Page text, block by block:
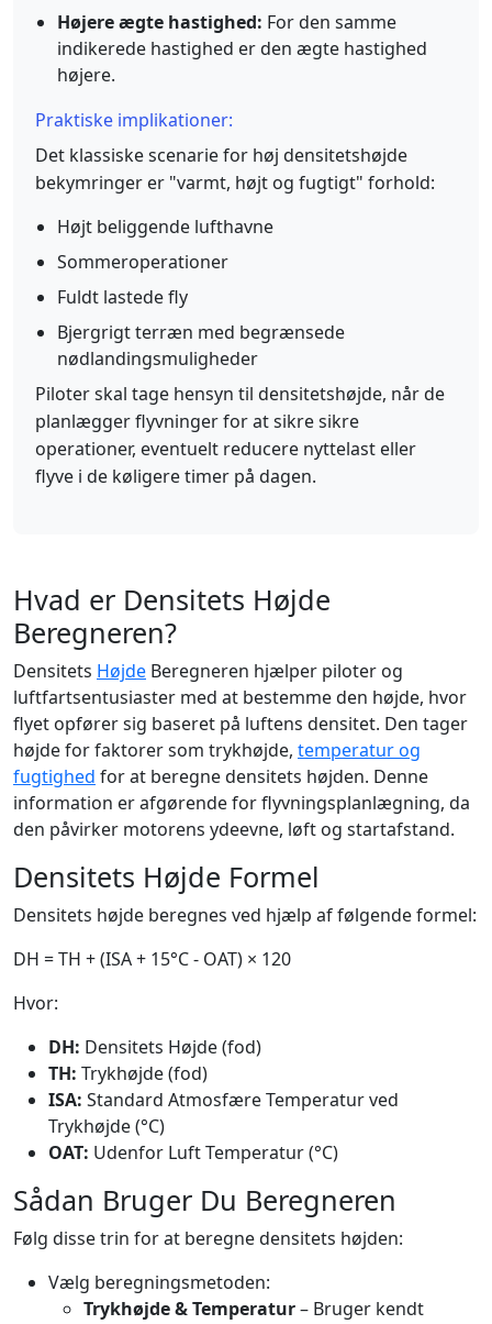
Højere ægte hastighed: For den samme
indikerede hastighed er den ægte hastighed
højere.
Praktiske implikationer:
Det klassiske scenarie for høj densitetshøjde
bekymringer er "varmt, højt og fugtigt" forhold:
Højt beliggende lufthavne
Sommeroperationer
Fuldt lastede fly
Bjergrigt terræn med begrænsede
nødlandingsmuligheder
Piloter skal tage hensyn til densitetshøjde, når de
planlægger flyvninger for at sikre sikre
operationer, eventuelt reducere nyttelast eller
flyve i de køligere timer på dagen.
Hvad er Densitets Højde
Beregneren?
Densitets Højde Beregneren hjælper piloter og
luftfartsentusiaster med at bestemme den højde, hvor
flyet opfører sig baseret på luftens densitet. Den tager
højde for faktorer som trykhøjde, temperatur og
fugtighed for at beregne densitets højden. Denne
information er afgørende for flyvningsplanlægning, da
den påvirker motorens ydeevne, løft og startafstand.
Densitets Højde Formel
Densitets højde beregnes ved hjælp af følgende formel:
DH = TH + (ISA + 15°C - OAT) × 120
Hvor:
DH: Densitets Højde (fod)
TH: Trykhøjde (fod)
ISA: Standard Atmosfære Temperatur ved
Trykhøjde (°C)
OAT: Udenfor Luft Temperatur (°C)
Sådan Bruger Du Beregneren
Følg disse trin for at beregne densitets højden:
Vælg beregningsmetoden:
Trykhøjde & Temperatur– Bruger kendt